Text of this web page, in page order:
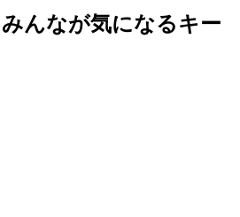
みんなが気になるキー